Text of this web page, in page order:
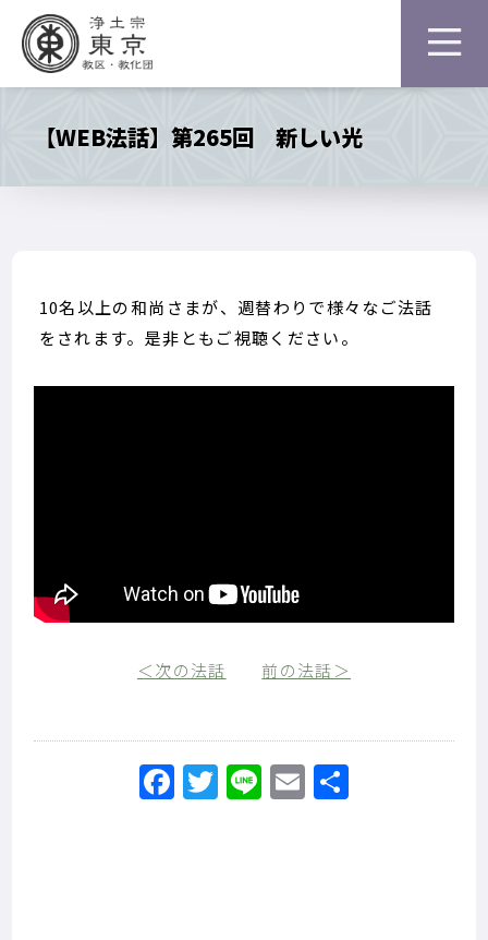
【WEB法話】第265回 新しい光
10名以上の和尚さまが、週替わりで様々なご法話
をされます。是非ともご視聴ください。
＜次の法話 前の法話＞
Facebook
Twitter
LineEmail